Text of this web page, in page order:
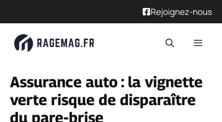
Rejoignez-nous
Assurance auto : la vignette
verte risque de disparaître
du pare-brise